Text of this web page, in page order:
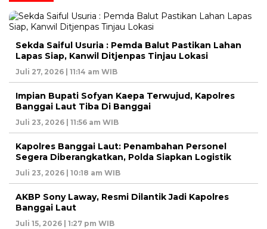
Sekda Saiful Usuria : Pemda Balut Pastikan Lahan
Lapas Siap, Kanwil Ditjenpas Tinjau Lokasi
Juli 27, 2026 | 11:14 am WIB
Impian Bupati Sofyan Kaepa Terwujud, Kapolres
Banggai Laut Tiba Di Banggai
Juli 23, 2026 | 11:56 am WIB
Kapolres Banggai Laut: Penambahan Personel
Segera Diberangkatkan, Polda Siapkan Logistik
Juli 23, 2026 | 10:18 am WIB
AKBP Sony Laway, Resmi Dilantik Jadi Kapolres
Banggai Laut
Juli 15, 2026 | 1:27 pm WIB